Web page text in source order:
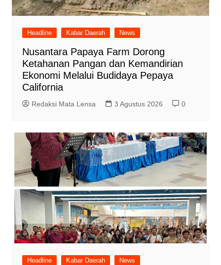
Headline Kabar Daerah News
Nusantara Papaya Farm Dorong
Ketahanan Pangan dan Kemandirian
Ekonomi Melalui Budidaya Pepaya
California
Redaksi Mata Lensa 3 Agustus 2026 0
Headline Kabar Daerah News